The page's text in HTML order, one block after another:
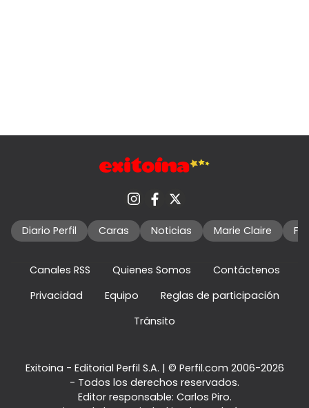
Diario Perfil Caras Noticias Marie Claire
Canales RSS Quienes Somos
Contáctenos
Privacidad
Equipo
Reglas de participación
Tránsito
Exitoina - Editorial Perfil S.A. | © Perfil.com 2006-2026
- Todos los derechos reservados.
Editor responsable: Carlos Piro.